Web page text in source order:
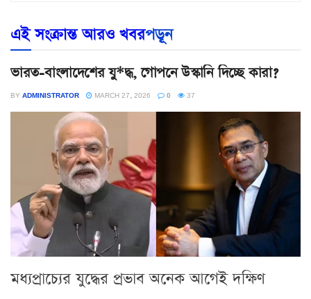
এই সংক্রান্ত আরও খবরপড়ূন
ভারত-বাংলাদেশের যু*দ্ধ, গোপনে উস্কানি দিচ্ছে কারা?
BY ADMINISTRATOR MARCH 27, 2026 0 37
মধ্যপ্রাচ্যের যুদ্ধের প্রভাব অনেক আগেই দক্ষিণ